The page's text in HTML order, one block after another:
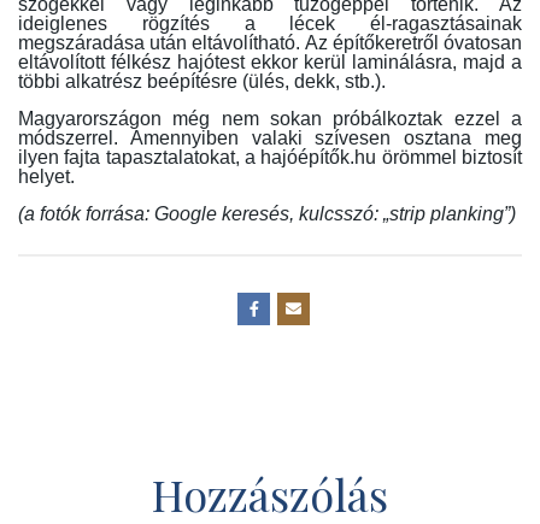
ideiglenes rögzítés a lécek él-ragasztásainak
megszáradása után eltávolítható. Az építőkeretről óvatosan
eltávolított félkész hajótest ekkor kerül laminálásra, majd a
többi alkatrész beépítésre (ülés, dekk, stb.).
Magyarországon még nem sokan próbálkoztak ezzel a
módszerrel. Amennyiben valaki szívesen osztana meg
ilyen fajta tapasztalatokat, a hajóépítők.hu örömmel biztosít
helyet.
(a fotók forrása: Google keresés, kulcsszó: „strip planking”)
Hozzászólás